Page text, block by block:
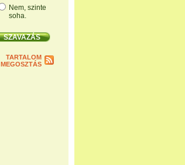
Nem, szinte
soha.
TARTALOM
MEGOSZTÁS